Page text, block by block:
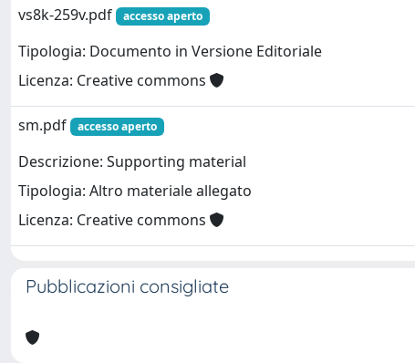
vs8k-259v.pdf
accesso aperto
Tipologia: Documento in Versione Editoriale
Licenza: Creative commons
sm.pdf accesso aperto
Descrizione: Supporting material
Tipologia: Altro materiale allegato
Licenza: Creative commons
Pubblicazioni consigliate